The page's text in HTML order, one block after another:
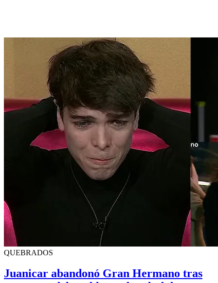
QUEBRADOS
Juanicar abandonó Gran Hermano tras